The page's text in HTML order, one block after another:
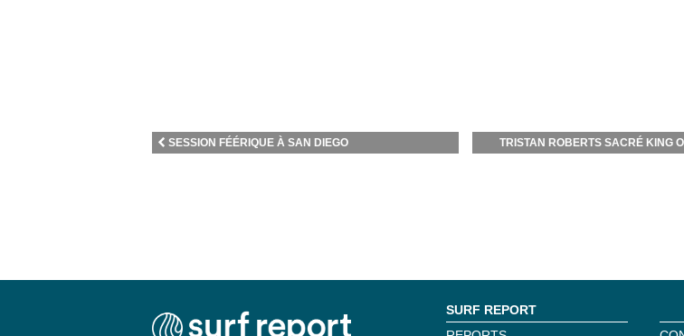
TRISTAN ROBERTS SACRÉ KING
SESSION FÉÉRIQUE À SAN DIEGO
SURF REPORT